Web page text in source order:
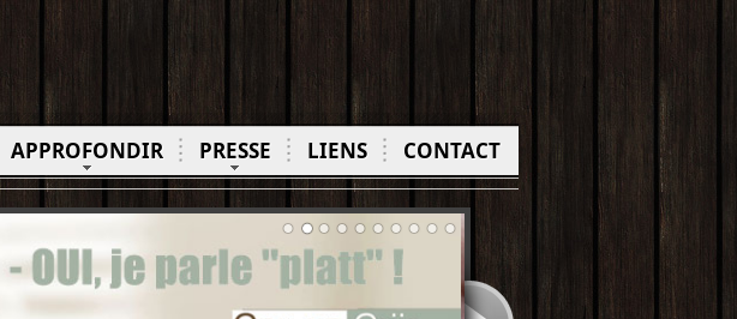
APPROFONDIR PRESSE LIENS CONTACT